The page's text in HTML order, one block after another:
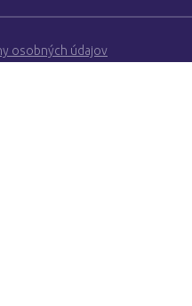
osobných údajov